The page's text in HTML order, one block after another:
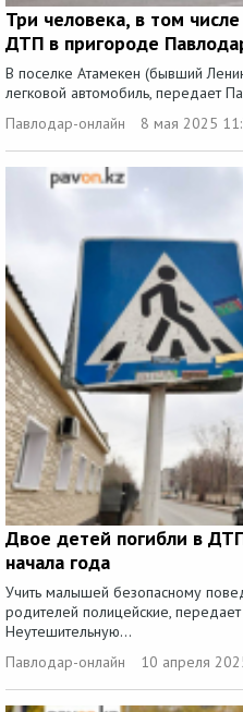
Три человека, в том
ДТП в пригороде
В поселке Атамекен (бывший
легковой автомобиль, передает
Павлодар-онлайн
8 мая 2025
Двое детей погибли в
начала года
Учить малышей безопасному
родителей полицейские,
Неутешительную...
Павлодар-онлайн
10 апреля